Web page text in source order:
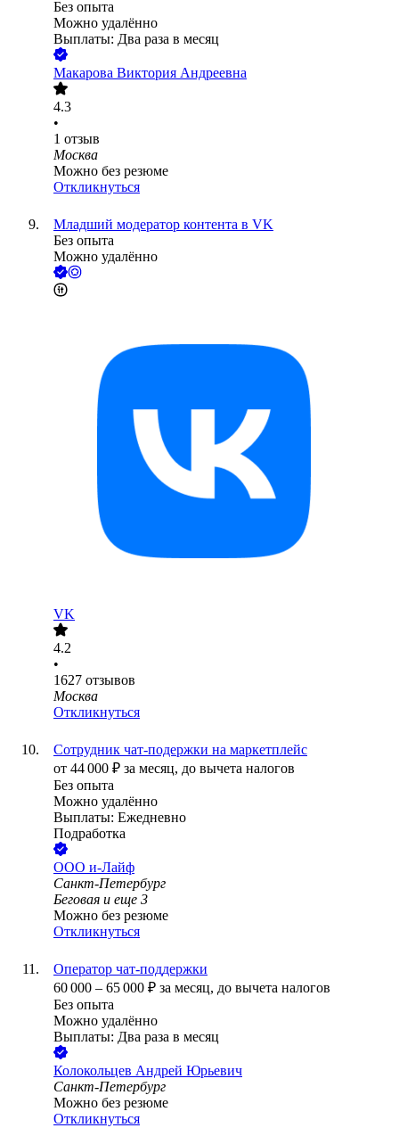
Без опыта
Можно удалённо
Выплаты: Два раза в месяц
Макарова Виктория Андреевна
4.3
•
1 отзыв
Москва
Можно без резюме
Откликнуться
Младший модератор контента в VK
Без опыта
Можно удалённо
VK
4.2
•
1627 отзывов
Москва
Откликнуться
Сотрудник чат-подержки на маркетплейс
от 44 000 ₽ за месяц, до вычета налогов
Без опыта
Можно удалённо
Выплаты: Ежедневно
Подработка
ООО и-Лайф
Санкт-Петербург
Беговая и еще 3
Можно без резюме
Откликнуться
Оператор чат-поддержки
60 000 – 65 000 ₽ за месяц, до вычета налогов
Без опыта
Можно удалённо
Выплаты: Два раза в месяц
Колокольцев Андрей Юрьевич
Санкт-Петербург
Можно без резюме
Откликнуться